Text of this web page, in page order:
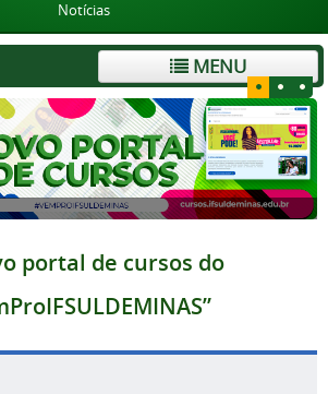
Notícias
MENU
portal de cursos do